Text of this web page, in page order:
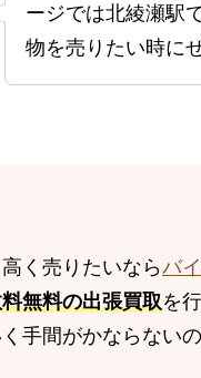
ージでは北綾瀬駅
物を売りたい時に
く売りたいならバ
無料の出張買取を
手間がかならない